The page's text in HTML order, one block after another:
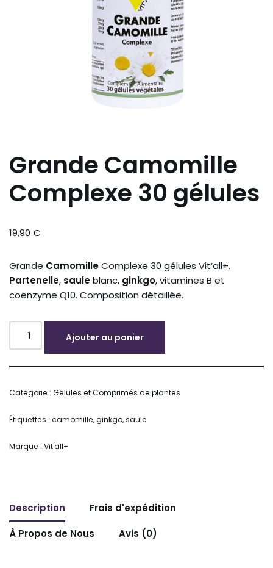
Grande Camomille
Complexe 30 gélules
19,90 €
Grande CamomilleComplexe 30 gélules Vit’all+.
Partenelle, sauleblanc, ginkgo, vitamines B et
coenzyme Q10. Composition détaillée.
Ajouter au panier
Catégorie : Gélules et Comprimés de plantes
Étiquettes : camomille,ginkgo,saule
Marque : Vit'all+
Description
Frais d'expédition
À Propos de Nous
Avis (0)